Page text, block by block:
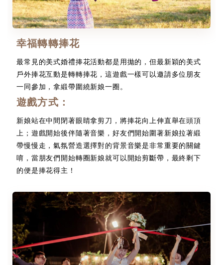
幸福轉轉捧花
最常見的美式婚禮捧花活動都是用拋的，但最新穎的美式
戶外捧花互動是轉轉捧花，這遊戲一樣可以邀請多位朋友
一同參加，拿緞帶圍繞新娘一圈。
遊戲方式：
新娘站在中間閉著眼睛拿剪刀，將捧花向上伸直舉在頭頂
上；遊戲開始後伴隨著音樂，好友們開始圍著新娘拉著緞
帶慢慢走，氣氛營造選擇對的背景音樂是非常重要的關鍵
唷，當朋友們開始轉圈新娘就可以開始剪斷帶，最終剩下
的便是捧花得主！